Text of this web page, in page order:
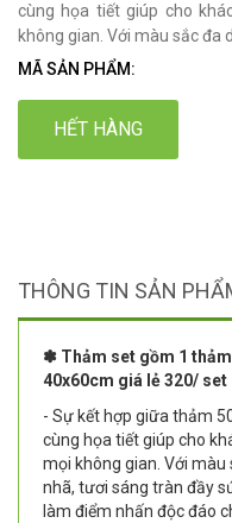
cùng họa tiết giúp cho
không gian. Với màu sắc đa
MÃ SẢN PHẨM:
HẾT HÀNG
THÔNG TIN SẢN
✽ Thảm set gồm 1
40x60cm giá lẻ 320/ set
- Sự kết hợp giữa thảm
cùng họa tiết giúp cho
mọi không gian. Với
nhã, tươi sáng tràn đầy
làm điểm nhấn độc đáo